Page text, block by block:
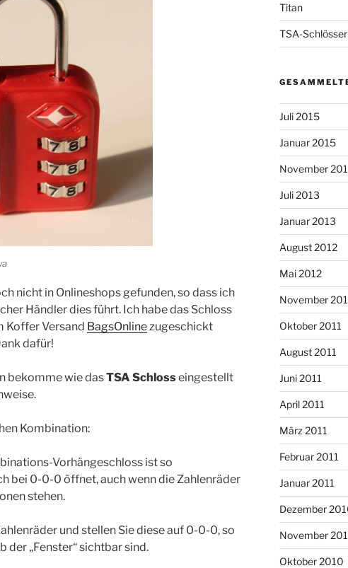
nicht in Onlineshops gefunden, so dass ich
Händler dies führt. Ich habe das Schloss
Koffer Versand BagsOnline zugeschickt
dafür!
bekomme wie dasTSA Schlosseingestellt
Kombination:
Vorhängeschloss ist so
bei 0-0-0 öffnet, auch wenn die Zahlenräder
stehen.
und stellen Sie diese auf 0-0-0, so
der „Fenster“ sichtbar sind.
Titan
TSA-Schlösser
Juli 2015
Januar 2015
November
Juli 2013
Januar 2013
August 2012
Mai 2012
November
Oktober 2011
August 2011
Juni 2011
April 2011
März 2011
Februar 2011
Januar 2011
Dezember
November
Oktober 2010